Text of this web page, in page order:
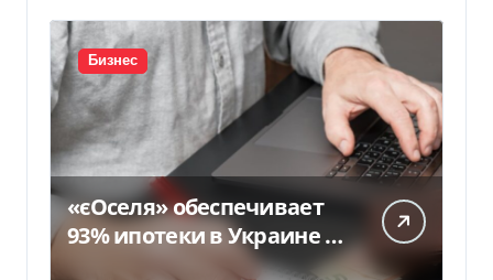
Бизнес
«єОселя» обеспечивает
93% ипотеки в Украине –
банкиры